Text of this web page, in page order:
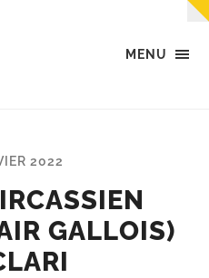
MENU
2022
GALLOIS)